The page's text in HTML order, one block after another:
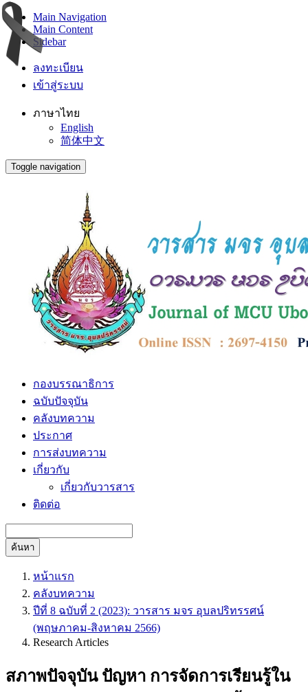
Main Navigation
Main Content
Sidebar
ลงทะเบียน
เข้าสู่ระบบ
ภาษาไทย
English
简体中文
Toggle navigation
กองบรรณาธิการ
ฉบับปัจจุบัน
คลังบทความ
ประกาศ
การส่งบทความ
เกี่ยวกับ
เกี่ยวกับวารสาร
ติดต่อ
ค้นหา
หน้าแรก
คลังบทความ
ปีที่ 8 ฉบับที่ 2 (2023): วารสาร มจร อุบลปริทรรศน์
(พฤษภาคม-สิงหาคม 2566)
Research Articles
สภาพปัจจุบัน ปัญหา การจัดการเรียนรู้ใน